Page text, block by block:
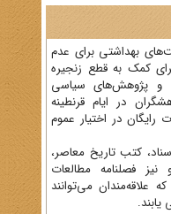
بهداشتی برای عدم
ویروس کووید 19 و برای کمک به قطع زنجیره
و پژوهش‌های سیاسی
در ایام قرنطینه
در اختیار عموم
کتب تاریخ معاصر،
فصلنامه مطالعات
می‌توانند